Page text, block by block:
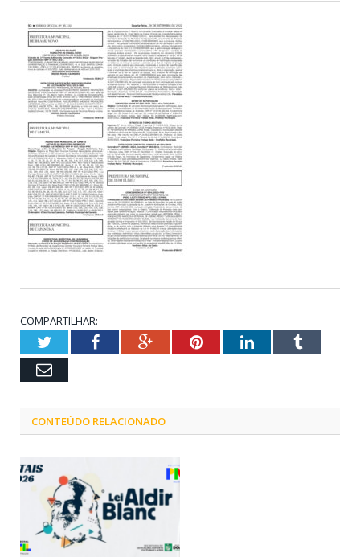
COMPARTILHAR:
TwitterFacebookGoogle+PinterestLinkedInTumblr
Email
CONTEÚDO RELACIONADO